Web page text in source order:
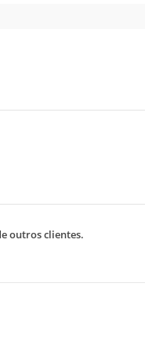
outros clientes.